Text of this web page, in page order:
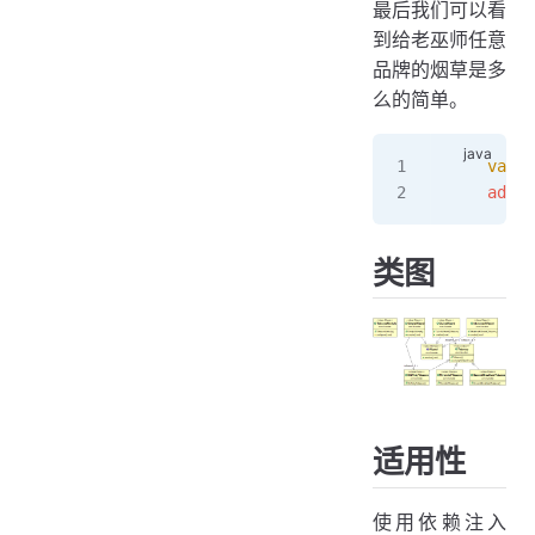
最后我们可以看
到给老巫师任意
品牌的烟草是多
么的简单。
    var
类图
适用性
使用依赖注入